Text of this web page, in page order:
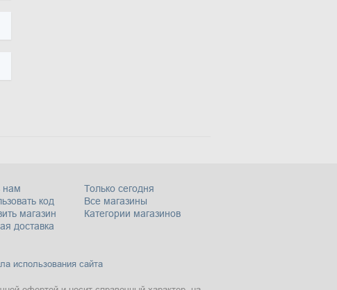
нам
код
магазин
доставка
Только сегодня
Все магазины
Категории магазинов
использования сайта